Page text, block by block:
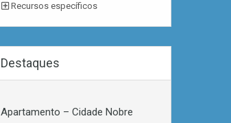
Recursos específicos
Destaques
Apartamento – Cidade Nobre